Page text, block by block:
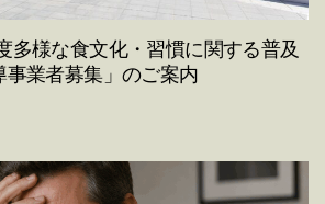
多様な食文化・習慣に関する普及
業者募集」のご案内